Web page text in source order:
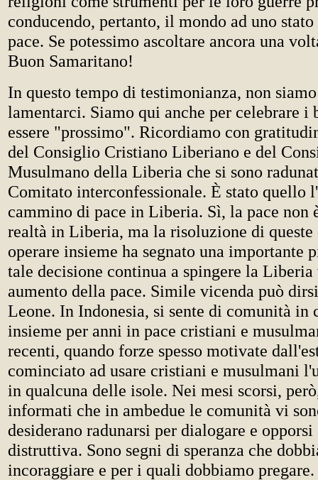
conducendo, pertanto, il mondo ad uno
pace. Se potessimo ascoltare ancora una
Buon Samaritano!
In questo tempo di testimonianza, non
lamentarci. Siamo qui anche per celebrare i
essere "prossimo". Ricordiamo con
del Consiglio Cristiano Liberiano e del
Musulmano della Liberia che si sono
Comitato interconfessionale. È stato quello
cammino di pace in Liberia. Sì, la pace non
realtà in Liberia, ma la risoluzione di
operare insieme ha segnato una importante
tale decisione continua a spingere la Liberia
aumento della pace. Simile vicenda può
Leone. In Indonesia, si sente di comunità in
insieme per anni in pace cristiani e
recenti, quando forze spesso motivate
cominciato ad usare cristiani e musulmani
in qualcuna delle isole. Nei mesi scorsi,
informati che in ambedue le comunità vi
desiderano radunarsi per dialogare e
distruttiva. Sono segni di speranza che
incoraggiare e per i quali dobbiamo pregare.